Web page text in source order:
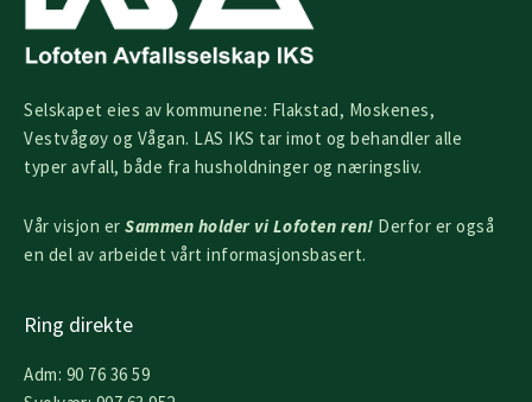
Selskapet eies av kommunene: Flakstad, Moskenes,
Vestvågøy og Vågan. LAS IKS tar imot og behandler alle
typer avfall, både fra husholdninger og næringsliv.
Vår visjon er Sammen holder vi Lofoten ren! Derfor er også
en del av arbeidet vårt informasjonsbasert.
Ring direkte
Adm: 90 76 36 59